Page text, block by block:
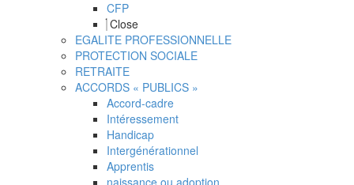
CFP
Close
EGALITE PROFESSIONNELLE
PROTECTION SOCIALE
RETRAITE
ACCORDS « PUBLICS »
Accord-cadre
Intéressement
Handicap
Intergénérationnel
Apprentis
naissance ou adoption